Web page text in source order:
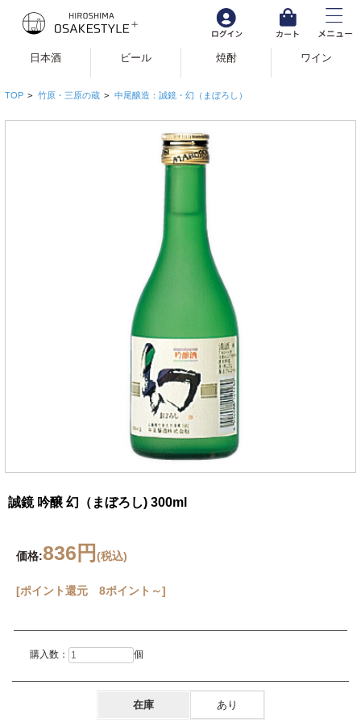
日本酒 ビール 焼酎 ワイン
TOP > 竹原・三原の蔵 > 中尾醸造：誠鏡・幻（まぼろし）
誠鏡 吟醸 幻（まぼろし) 300ml
価格:836円 (税込)
[ポイント還元 8ポイント～]
購入数： 個
在庫 あり